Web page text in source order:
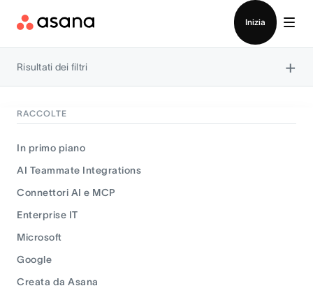
Inizia
Risultati dei filtri ×
RACCOLTE
In primo piano
AI Teammate Integrations
Connettori AI e MCP
Enterprise IT
Microsoft
Google
Creata da Asana